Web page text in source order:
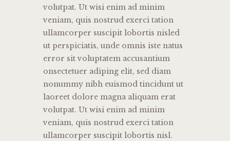
volutpat. Ut wisi enim ad minim
veniam, quis nostrud exerci tation
ullamcorper suscipit lobortis nisled
ut perspiciatis, unde omnis iste natus
error sit voluptatem accusantium
onsectetuer adiping elit, sed diam
nonummy nibh euismod tincidunt ut
laoreet dolore magna aliquam erat
volutpat. Ut wisi enim ad minim
veniam, quis nostrud exerci tation
ullamcorper suscipit lobortis nisl.